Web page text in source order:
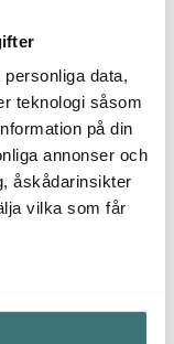
personliga data,
teknologi såsom
på din
annonser och
åskådarinsikter
vilka som får
plats som
60